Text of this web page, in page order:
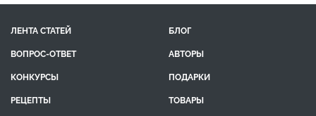
ЛЕНТА СТАТЕЙ
БЛОГ
ВОПРОС-ОТВЕТ
АВТОРЫ
КОНКУРСЫ
ПОДАРКИ
РЕЦЕПТЫ
ТОВАРЫ